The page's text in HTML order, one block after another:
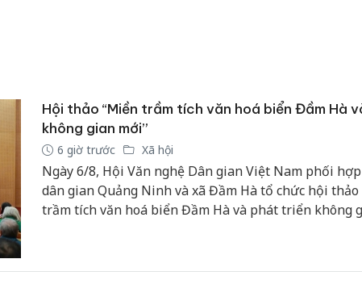
Hội thảo “Miền trầm tích văn hoá biển Đầm Hà
không gian mới”
6 giờ trước Xã hội
Ngày 6/8, Hội Văn nghệ Dân gian Việt Nam phối
dân gian Quảng Ninh và xã Đầm Hà tổ chức hội thảo
trầm tích văn hoá biển Đầm Hà và phát triển không